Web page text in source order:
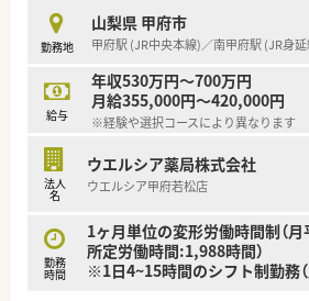
■育児休暇は3歳まで取得が可能で、
時短勤務ができるよう変更予定です。
■年間休日が120日とワークライフバ
■日用品から常備薬まで、従業員割引
たくさんあります！
勤務地
山梨県 甲府市
甲府駅 (JR中央本線)／南甲府駅 (JR身
給与
年収530万円～700万円
月給355,000円～420,000円
※経験や選択コースにより異なります
法人
名
ウエルシア薬局株式会社
ウエルシア甲府若松店
勤務
時間
1ヶ月単位の変形労働時間制（
所定労働時間:1,988時間）
※1日4~15時間のシフト制勤務